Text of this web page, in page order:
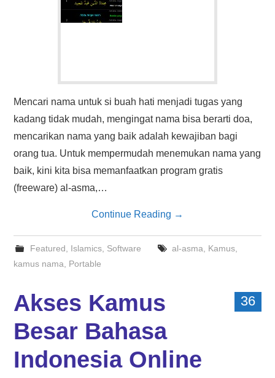
Mencari nama untuk si buah hati menjadi tugas yang
kadang tidak mudah, mengingat nama bisa berarti doa,
mencarikan nama yang baik adalah kewajiban bagi
orang tua. Untuk mempermudah menemukan nama yang
baik, kini kita bisa memanfaatkan program gratis
(freeware) al-asma,…
Continue Reading →
Featured Islamics, Software al-asma Kamus,
kamus nama
Portable
36
Akses Kamus
Besar Bahasa
Indonesia Online